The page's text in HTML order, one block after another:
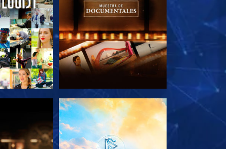
EXPLORA LAS SERIES